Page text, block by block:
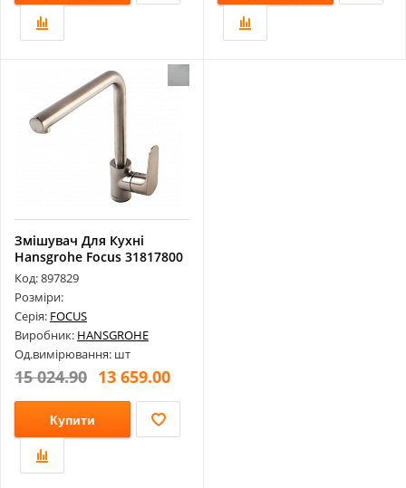
Змішувач Для Кухні
Hansgrohe Focus 31817800
Код: 897829
Розміри:
Серія: FOCUS
Виробник: HANSGROHE
Од.вимірювання: шт
15 024.90 13 659.00
Купити